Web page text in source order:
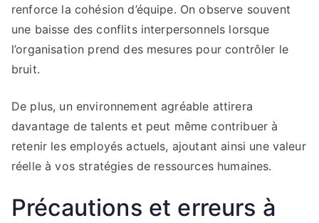
renforce la cohésion d’équipe. On observe souvent
une baisse des conflits interpersonnels lorsque
l’organisation prend des mesures pour contrôler le
bruit.
De plus, un environnement agréable attirera
davantage de talents et peut même contribuer à
retenir les employés actuels, ajoutant ainsi une valeur
réelle à vos stratégies de ressources humaines.
Précautions et erreurs à